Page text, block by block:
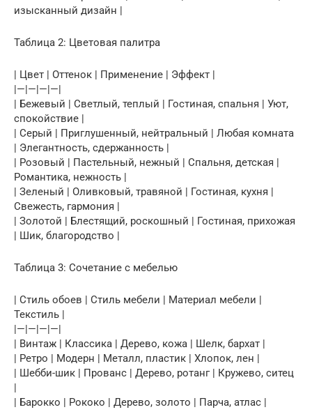
изысканный дизайн |
Таблица 2: Цветовая палитра
| Цвет | Оттенок | Применение | Эффект |
|—|—|—|—|
| Бежевый | Светлый, теплый | Гостиная, спальня | Уют,
спокойствие |
| Серый | Приглушенный, нейтральный | Любая комната
| Элегантность, сдержанность |
| Розовый | Пастельный, нежный | Спальня, детская |
Романтика, нежность |
| Зеленый | Оливковый, травяной | Гостиная, кухня |
Свежесть, гармония |
| Золотой | Блестящий, роскошный | Гостиная, прихожая
| Шик, благородство |
Таблица 3: Сочетание с мебелью
| Стиль обоев | Стиль мебели | Материал мебели |
Текстиль |
|—|—|—|—|
| Винтаж | Классика | Дерево, кожа | Шелк, бархат |
| Ретро | Модерн | Металл, пластик | Хлопок, лен |
| Шебби-шик | Прованс | Дерево, ротанг | Кружево, ситец
|
| Барокко | Рококо | Дерево, золото | Парча, атлас |